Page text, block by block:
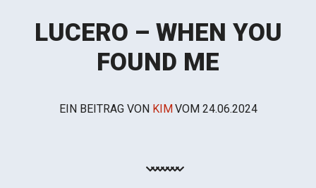
LUCERO – WHEN YOU
FOUND ME
EIN BEITRAG VON KIMVOM 24.06.2024